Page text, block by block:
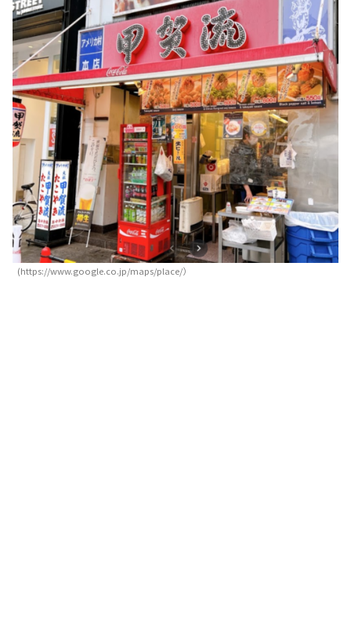
(https://www.google.co.jp/maps/place/）